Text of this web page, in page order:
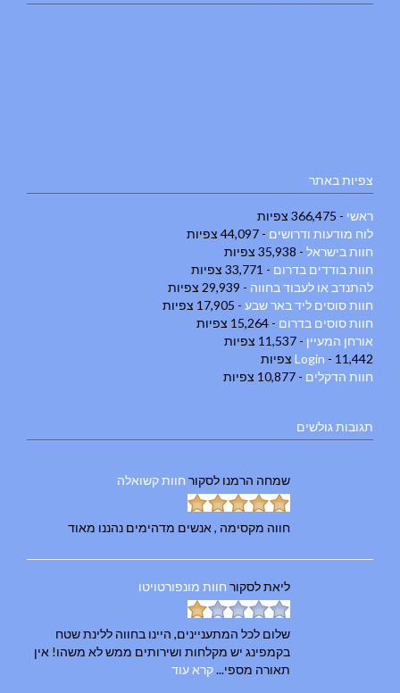
צפיות באתר
ראשי - 366,475 צפיות
לוח מודעות ודרושים - 44,097 צפיות
חוות בישראל - 35,938 צפיות
חוות בודדים בדרום - 33,771 צפיות
להתנדב או לעבוד בחווה - 29,939 צפיות
חוות סוסים ליד באר שבע - 17,905 צפיות
חוות סוסים בדרום - 15,264 צפיות
אורחן המעיין - 11,537 צפיות
Login - 11,442 צפיות
חוות הדקלים - 10,877 צפיות
תגובות גולשים
שמחה הרמנו לסקור חוות קשואלה
חווה מקסימה , אנשים מדהימים נהננו מאוד
ליאתלסקור חוות מונפורטויטו
שלום לכל המתעניינים, היינו בחווה ללינת שטח
בקמפינג יש מקלחות ושירותים ממש לא משהו! אין
תאורה מספי...קרא עוד